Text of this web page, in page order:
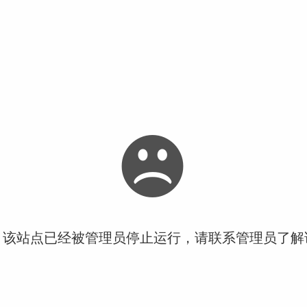
站点已经被管理员停止运行，请联系管理员了